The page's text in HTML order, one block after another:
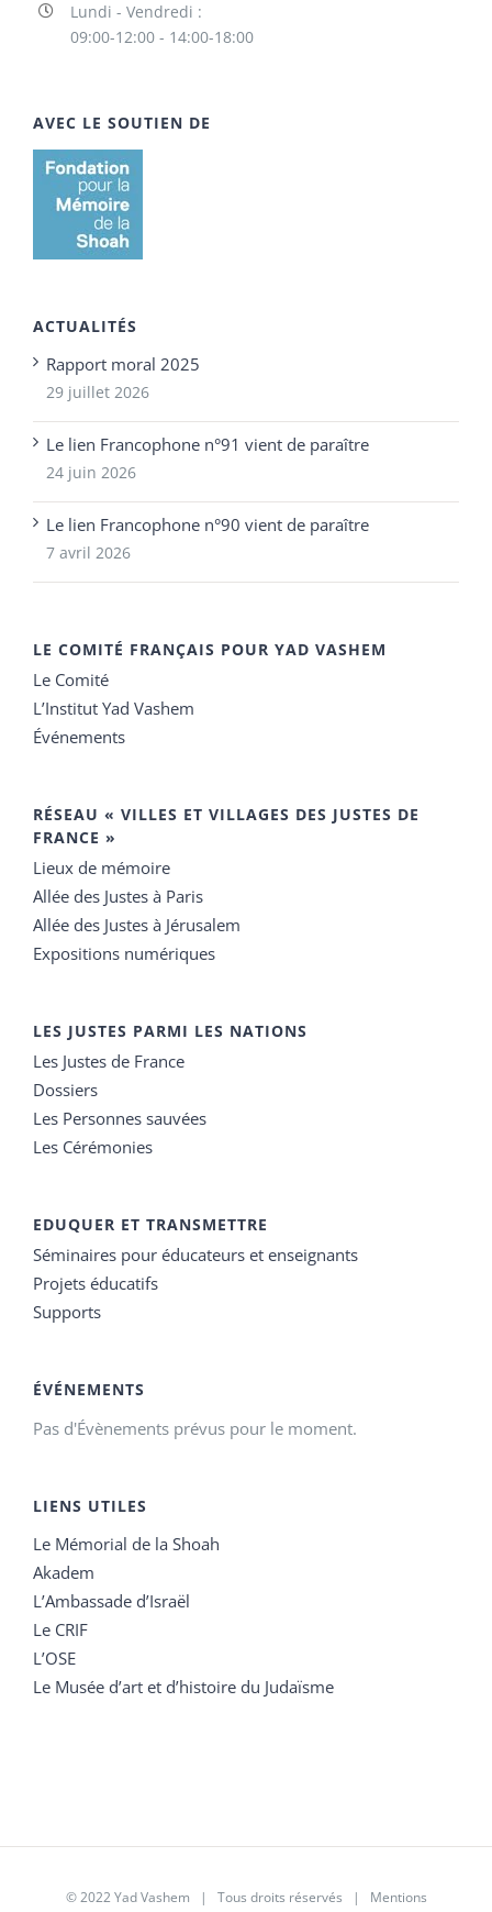
Lundi - Vendredi :
09:00-12:00 - 14:00-18:00
AVEC LE SOUTIEN DE
ACTUALITÉS
Rapport moral 2025
29 juillet 2026
Le lien Francophone n°91 vient de paraître
24 juin 2026
Le lien Francophone n°90 vient de paraître
7 avril 2026
LE COMITÉ FRANÇAIS POUR YAD VASHEM
Le Comité
L’Institut Yad Vashem
Événements
RÉSEAU « VILLES ET VILLAGES DES JUSTES DE
FRANCE »
Lieux de mémoire
Allée des Justes à Paris
Allée des Justes à Jérusalem
Expositions numériques
LES JUSTES PARMI LES NATIONS
Les Justes de France
Dossiers
Les Personnes sauvées
Les Cérémonies
EDUQUER ET TRANSMETTRE
Séminaires pour éducateurs et enseignants
Projets éducatifs
Supports
ÉVÉNEMENTS
Pas d'Évènements prévus pour le moment.
LIENS UTILES
Le Mémorial de la Shoah
Akadem
L’Ambassade d’Israël
Le CRIF
L’OSE
Le Musée d’art et d’histoire du Judaïsme
© 2022 Yad Vashem | Tous droits réservés | Mentions